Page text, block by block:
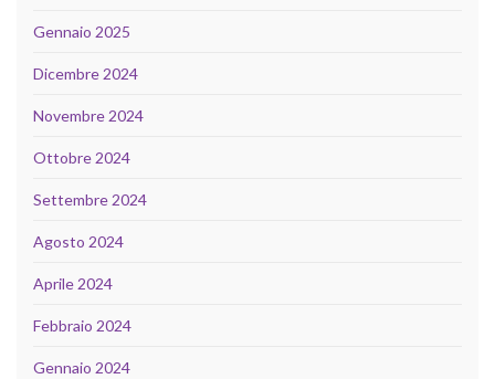
Gennaio 2025
Dicembre 2024
Novembre 2024
Ottobre 2024
Settembre 2024
Agosto 2024
Aprile 2024
Febbraio 2024
Gennaio 2024